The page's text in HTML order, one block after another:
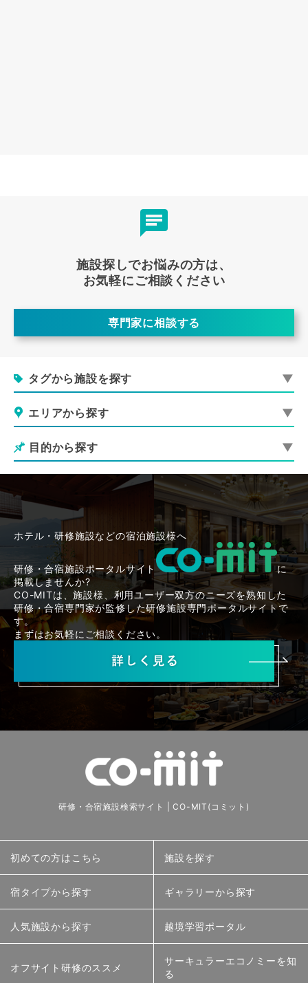
施設探しでお悩みの方は、
お気軽にご相談ください
専門家に相談する
タグから施設を探す
エリアから探す
目的から探す
ホテル・研修施設などの宿泊施設様へ
研修・合宿施設ポータルサイト
に
掲載しませんか?
CO-MITは、施設様、利用ユーザー双方のニーズを熟知した
研修・合宿専門家が監修した研修施設専門ポータルサイトで
す。
まずはお気軽にご相談ください。
研修・合宿施設検索サイト | CO-MIT(コミット)
初めての方はこちら 施設を探す
宿タイプから探す ギャラリーから探す
人気施設から探す 越境学習ポータル
オフサイト研修のススメ
サーキュラーエコノミーを知
る